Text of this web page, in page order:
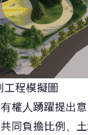
工程模擬圖
權人踴躍提出
同負擔比例、